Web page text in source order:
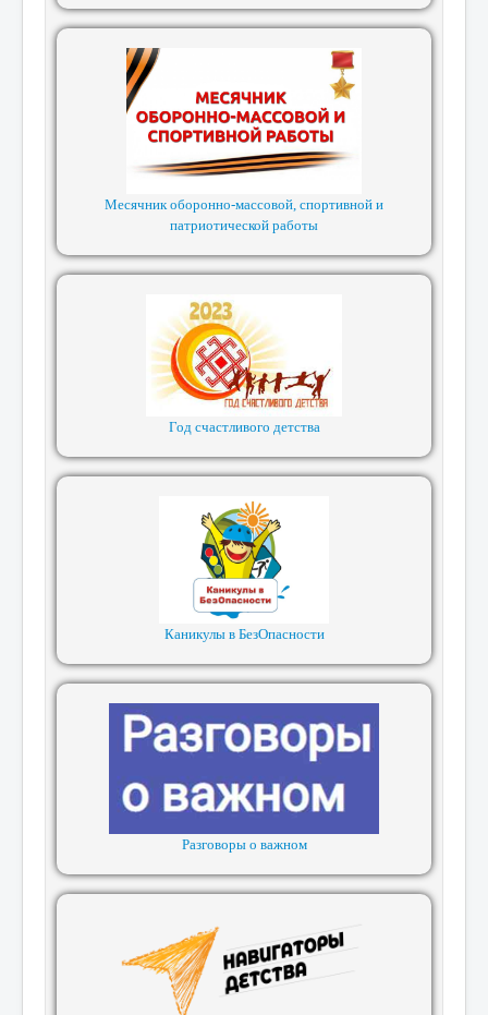
Месячник оборонно-массовой, спортивной и
патриотической работы
Год счастливого детства
Каникулы в БезОпасности
Разговоры о важном